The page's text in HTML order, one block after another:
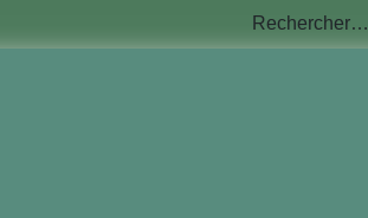
Rechercher…